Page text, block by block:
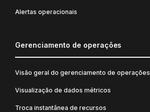
Alertas operacionais
Gerenciamento de operações
Visão geral do gerenciamento de operações
Visualização de dados métricos
Troca instantânea de recursos